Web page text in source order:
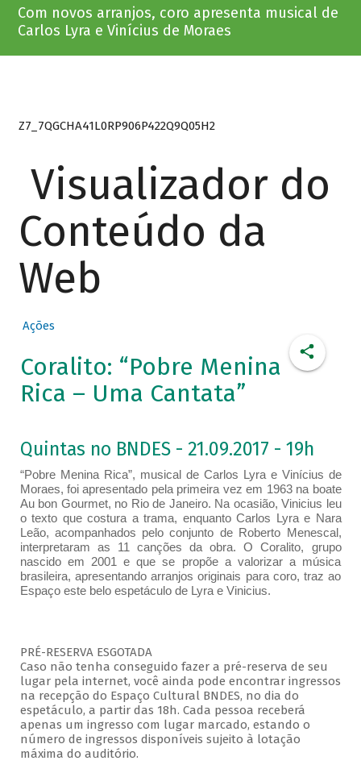
Com novos arranjos, coro apresenta musical de
Carlos Lyra e Vinícius de Moraes
Z7_7QGCHA41L0RP906P422Q9Q05H2
Visualizador do
Conteúdo da
Web
Ações
Coralito: “Pobre Menina
Rica – Uma Cantata”
Quintas no BNDES - 21.09.2017 - 19h
“Pobre Menina Rica”, musical de Carlos Lyra e Vinícius de
Moraes, foi apresentado pela primeira vez em 1963 na boate
Au bon Gourmet, no Rio de Janeiro. Na ocasião, Vinicius leu
o texto que costura a trama, enquanto Carlos Lyra e Nara
Leão, acompanhados pelo conjunto de Roberto Menescal,
interpretaram as 11 canções da obra. O Coralito, grupo
nascido em 2001 e que se propõe a valorizar a música
brasileira, apresentando arranjos originais para coro, traz ao
Espaço este belo espetáculo de Lyra e Vinicius.
PRÉ-RESERVA ESGOTADA
Caso não tenha conseguido fazer a pré-reserva de seu
lugar pela internet, você ainda pode encontrar ingressos
na recepção do Espaço Cultural BNDES, no dia do
espetáculo, a partir das 18h. Cada pessoa receberá
apenas um ingresso com lugar marcado, estando o
número de ingressos disponíveis sujeito à lotação
máxima do auditório.